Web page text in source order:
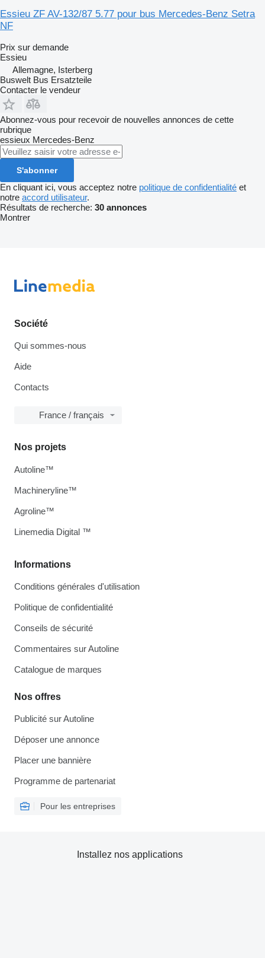
Essieu ZF AV-132/87 5.77 pour bus Mercedes-Benz Setra
NF
Prix sur demande
Essieu
Allemagne, Isterberg
Buswelt Bus Ersatzteile
Contacter le vendeur
Abonnez-vous pour recevoir de nouvelles annonces de cette
rubrique
essieux Mercedes-Benz
S'abonner
En cliquant ici, vous acceptez notre politique de confidentialité et
notre accord utilisateur.
Résultats de recherche: 30 annonces
Montrer
Société
Qui sommes-nous
Aide
Contacts
France / français
Informations
Conditions générales d'utilisation
Politique de confidentialité
Conseils de sécurité
Commentaires sur Autoline
Catalogue de marques
Nos offres
Publicité sur Autoline
Déposer une annonce
Placer une bannière
Programme de partenariat
Pour les entreprises
Nos projets
Autoline™
Machineryline™
Agroline™
Linemedia Digital ™
Installez nos applications